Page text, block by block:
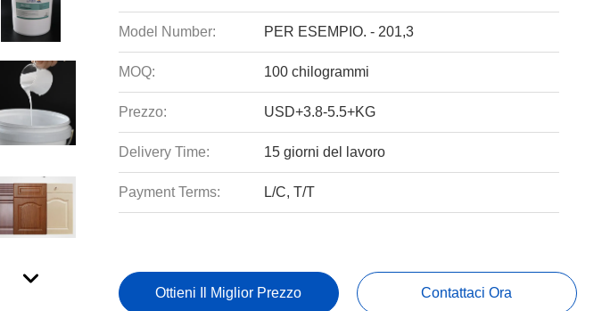
Model Number: PER ESEMPIO. - 201,3
MOQ: 100 chilogrammi
Prezzo: USD+3.8-5.5+KG
Delivery Time: 15 giorni del lavoro
Payment Terms: L/C, T/T
Ottieni Il Miglior Prezzo Contattaci Ora